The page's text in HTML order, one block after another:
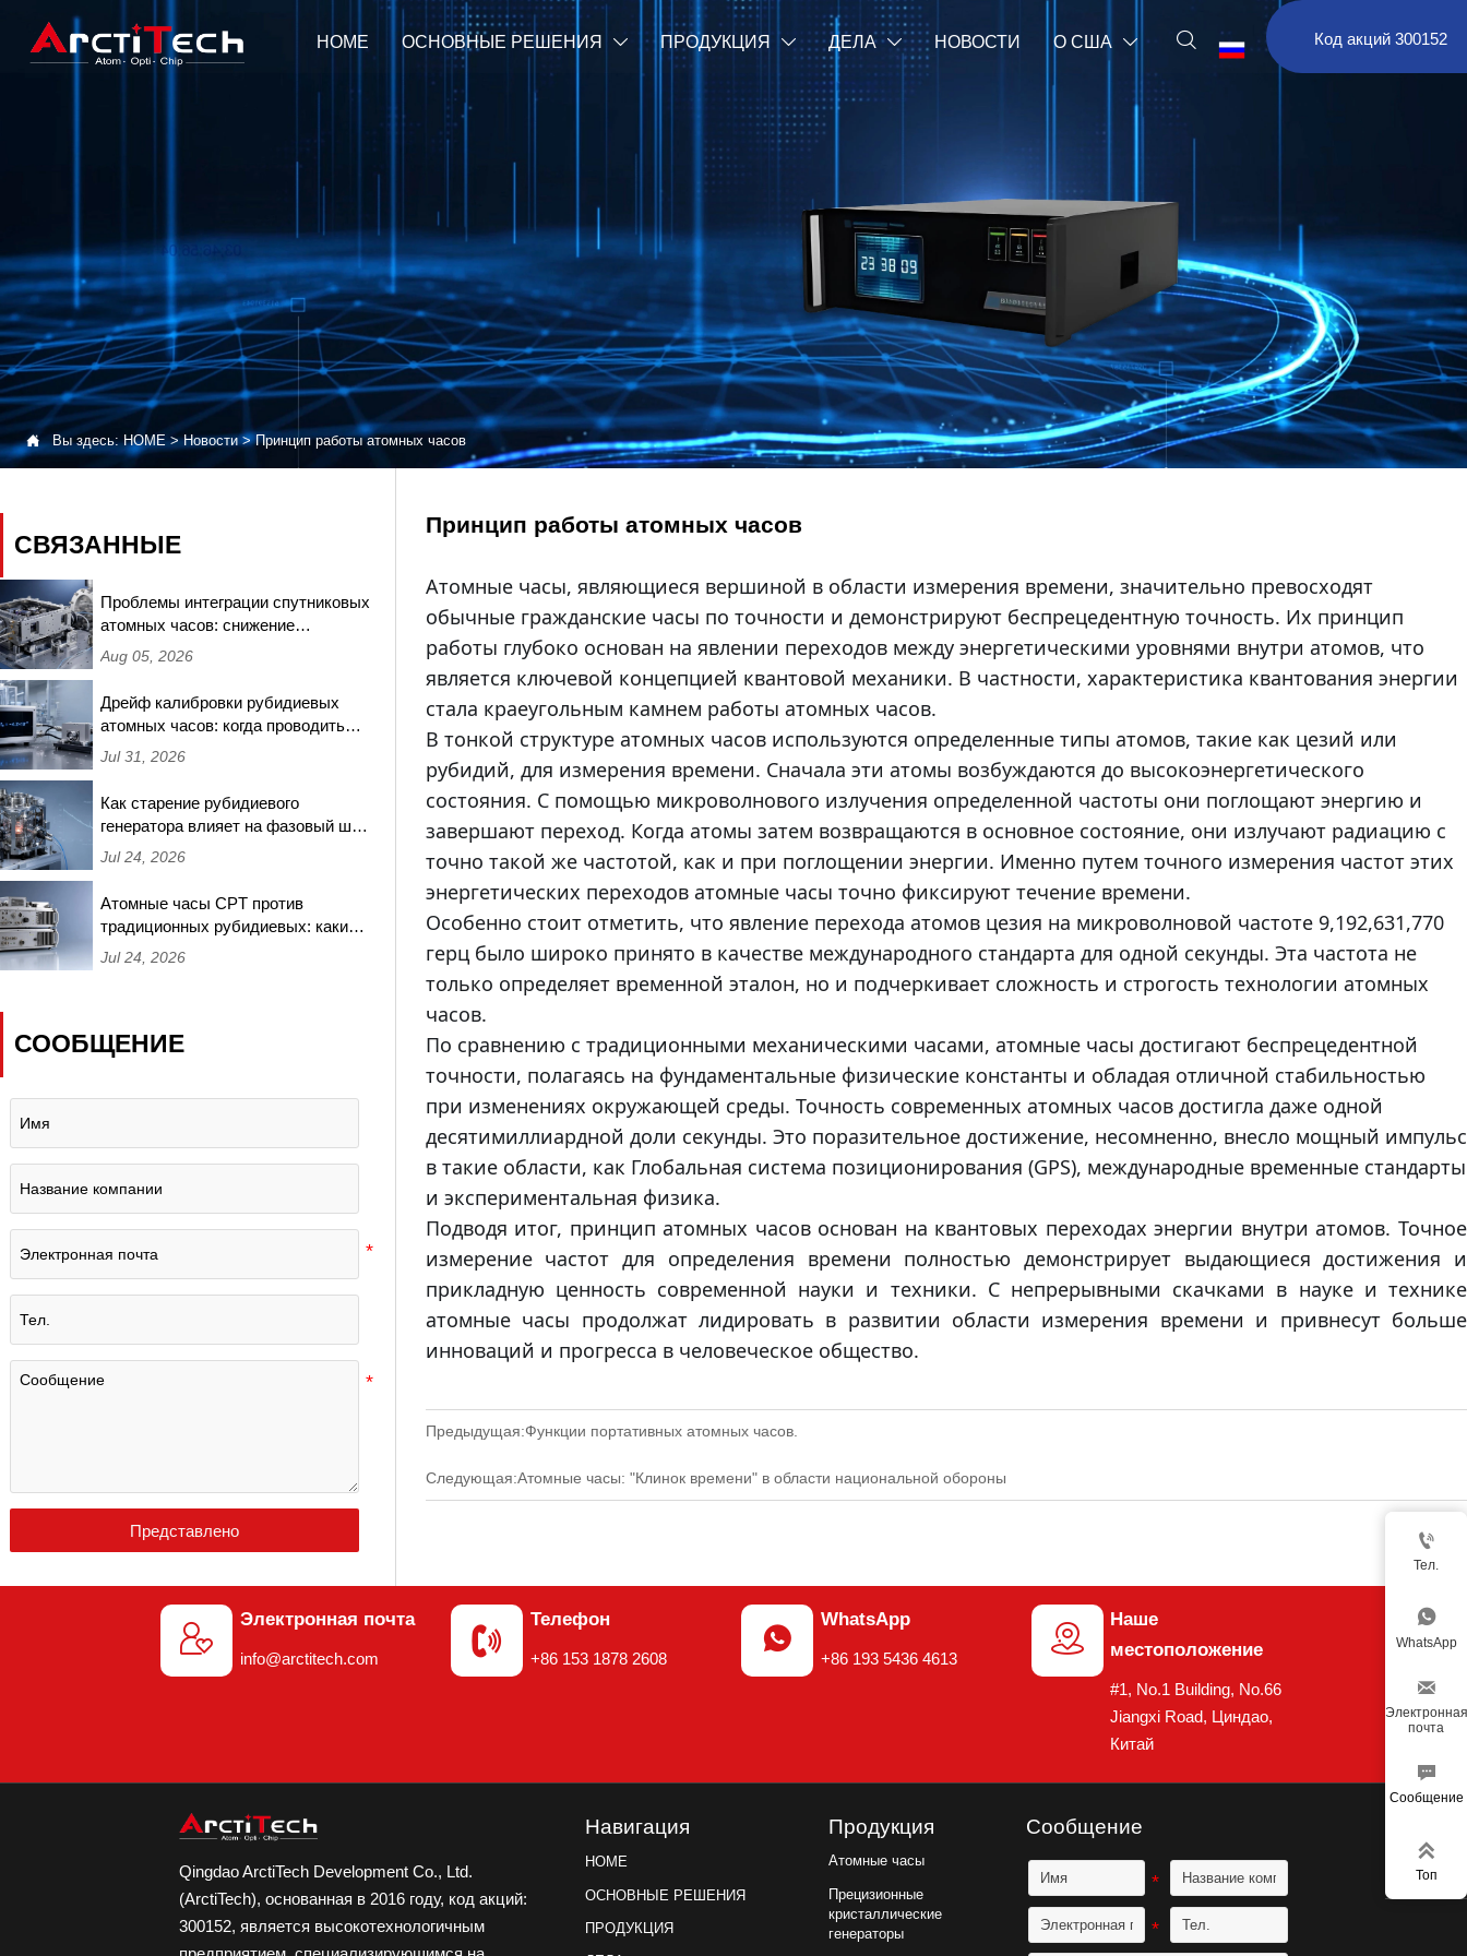
HOME ОСНОВНЫЕ РЕШЕНИЯ  ПРОДУКЦИЯ  ДЕЛА  НОВОСТИ О США   
Код акций 300152
 Вы здесь:HOME>Новости>Принцип работы атомных часов
СВЯЗАННЫЕ
Проблемы интеграции спутниковых
атомных часов: снижение
частотных сдвигов, вызванных
радиацией, в миссиях на низкой
околоземной орбите
Aug 05, 2026
Дрейф калибровки рубидиевых
атомных часов: когда проводить
повторное тестирование и какие
сертификации
Jul 31, 2026
Как старение рубидиевого
генератора влияет на фазовый шум
при синхронизации базовых
месяцев
Jul 24, 2026
Атомные часы CPT против
традиционных рубидиевых: какие
обеспечивают лучшую
Jul 24, 2026
СООБЩЕНИЕ
Представлено
Принцип работы атомных часов
Атомные часы, являющиеся вершиной в области измерения времени, значительно превосходят
обычные гражданские часы по точности и демонстрируют беспрецедентную точность. Их принцип
работы глубоко основан на явлении переходов между энергетическими уровнями внутри атомов, что
является ключевой концепцией квантовой механики. В частности, характеристика квантования энергии
стала краеугольным камнем работы атомных часов.
В тонкой структуре атомных часов используются определенные типы атомов, такие как цезий или
рубидий, для измерения времени. Сначала эти атомы возбуждаются до высокоэнергетического
состояния. С помощью микроволнового излучения определенной частоты они поглощают энергию и
завершают переход. Когда атомы затем возвращаются в основное состояние, они излучают радиацию с
точно такой же частотой, как и при поглощении энергии. Именно путем точного измерения частот этих
энергетических переходов атомные часы точно фиксируют течение времени.
Особенно стоит отметить, что явление перехода атомов цезия на микроволновой частоте 9,192,631,770
герц было широко принято в качестве международного стандарта для одной секунды. Эта частота не
только определяет временной эталон, но и подчеркивает сложность и строгость технологии атомных
часов.
По сравнению с традиционными механическими часами, атомные часы достигают беспрецедентной
точности, полагаясь на фундаментальные физические константы и обладая отличной стабильностью
при изменениях окружающей среды. Точность современных атомных часов достигла даже одной
десятимиллиардной доли секунды. Это поразительное достижение, несомненно, внесло мощный импульс
в такие области, как Глобальная система позиционирования (GPS), международные временные стандарты
и экспериментальная физика.
Подводя итог, принцип атомных часов основан на квантовых переходах энергии внутри атомов. Точное
измерение частот для определения времени полностью демонстрирует выдающиеся достижения и
прикладную ценность современной науки и техники. С непрерывными скачками в науке и технике
атомные часы продолжат лидировать в развитии области измерения времени и привнесут больше
инноваций и прогресса в человеческое общество.
Предыдущая:Функции портативных атомных часов.
Следующая:Атомные часы: "Клинок времени" в области национальной обороны

Электронная почта
info@arctitech.com

Телефон
+86 153 1878 2608

WhatsApp
+86 193 5436 4613

Наше
местоположение
#1, No.1 Building, No.66
Jiangxi Road, Циндао,
Китай
Qingdao ArctiTech Development Co., Ltd.
(ArctiTech), основанная в 2016 году, код акций:
300152, является высокотехнологичным
Навигация
HOME
ОСНОВНЫЕ РЕШЕНИЯ
ПРОДУКЦИЯ
Продукция
Атомные часы
Прецизионные
кристаллические
генераторы
Сообщение

Тел.

WhatsApp

Электронная
почта

Сообщение

Топ